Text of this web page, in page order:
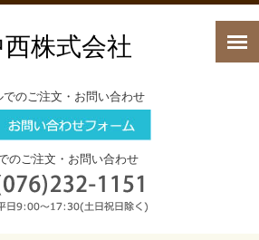
西株式会社
でのご注文・お問い合わせ
のご注文・お問い合わせ